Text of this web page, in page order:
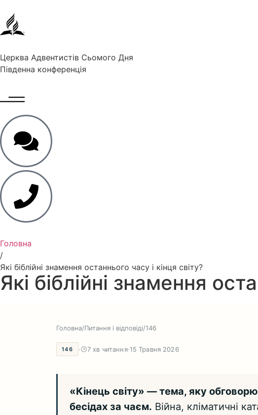
Церква Адвентистів Сьомого Дня
Південна конференція
Головна
/
Які біблійні знамення останнього часу і кінця світу?
Які біблійні знамення
Головна/Питання і відповіді/146
146 · 7 хв читання·15 Травня 2026
«Кінець світу» — тема, яку
бесідах за чаєм. Війна, кліматичні